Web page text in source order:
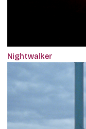
Nightwalker